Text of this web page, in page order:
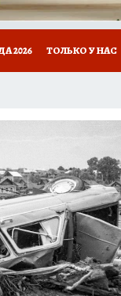
2026 ТОЛЬКО У НАС